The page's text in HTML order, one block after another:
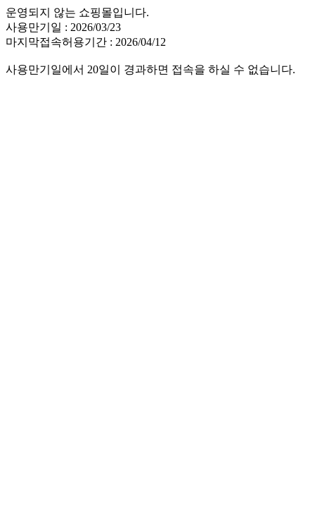
운영되지 않는 쇼핑몰입니다.
사용만기일 : 2026/03/23
마지막접속허용기간 : 2026/04/12
사용만기일에서 20일이 경과하면 접속을 하실 수 없습니다.